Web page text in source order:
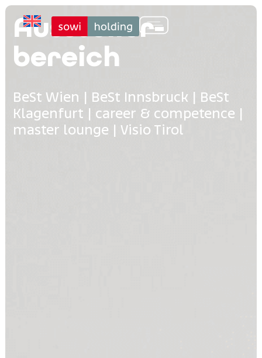
Aussteller­
bereich
BeSt Wien | BeSt Innsbruck | BeSt
Klagenfurt | career & competence |
master lounge | Visio Tirol